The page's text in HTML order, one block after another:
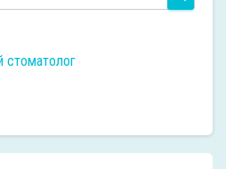
стоматолог